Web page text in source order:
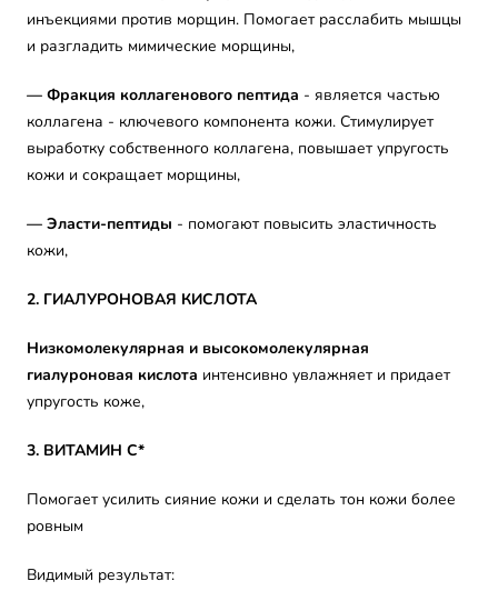
инъекциями против морщин. Помогает расслабить мышцы
и разгладить мимические морщины,
— Фракция коллагенового пептида - является частью
коллагена - ключевого компонента кожи. Стимулирует
выработку собственного коллагена, повышает упругость
кожи и сокращает морщины,
— Эласти-пептиды - помогают повысить эластичность
кожи,
2. ГИАЛУРОНОВАЯ КИСЛОТА
Низкомолекулярная и высокомолекулярная
гиалуроновая кислота интенсивно увлажняет и придает
упругость коже,
3. ВИТАМИН С*
Помогает усилить сияние кожи и сделать тон кожи более
ровным
Видимый результат: